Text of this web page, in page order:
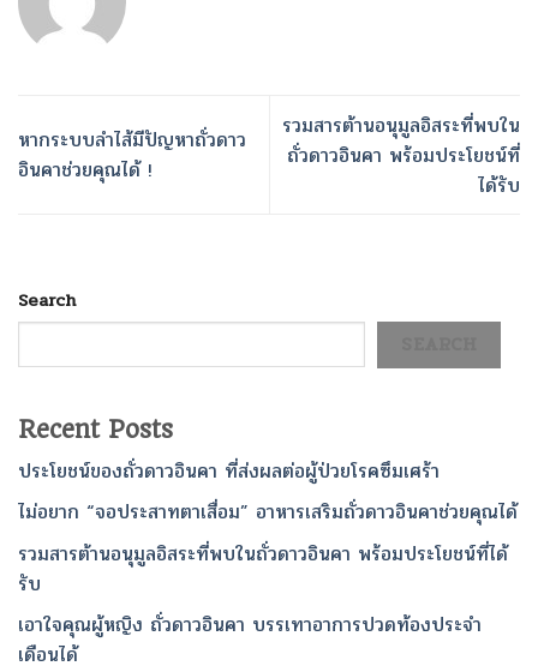
หากระบบลำไส้มีปัญหาถั่วดาว
อินคาช่วยคุณได้ !
รวมสารต้านอนุมูลอิสระที่พบใน
ถั่วดาวอินคา พร้อมประโยชน์ที่
ได้รับ
Search
Recent Posts
ประโยชน์ของถั่วดาวอินคา ที่ส่งผลต่อผู้ป่วยโรคซึมเศร้า
ไม่อยาก “จอประสาทตาเสื่อม” อาหารเสริมถั่วดาวอินคาช่วยคุณได้
รวมสารต้านอนุมูลอิสระที่พบในถั่วดาวอินคา พร้อมประโยชน์ที่ได้
รับ
เอาใจคุณผู้หญิง ถั่วดาวอินคา บรรเทาอาการปวดท้องประจำ
เดือนได้